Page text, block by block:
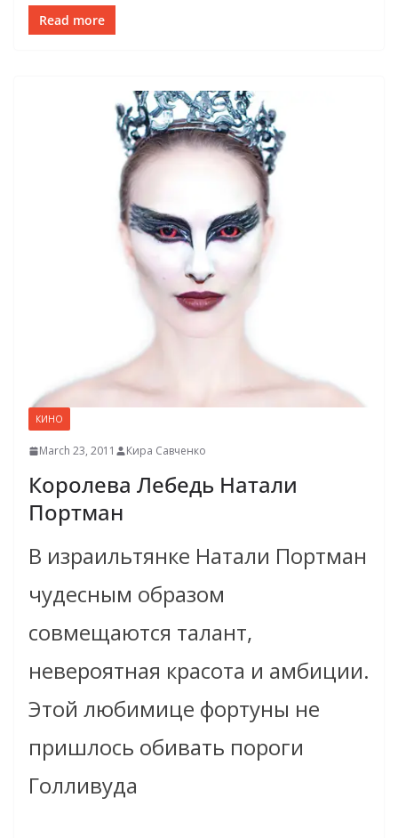
Read more
КИНО
March 23, 2011 Кира Савченко
Королева Лебедь Натали
Портман
В израильтянке Натали Портман
чудесным образом
совмещаются талант,
невероятная красота и амбиции.
Этой любимице фортуны не
пришлось обивать пороги
Голливуда